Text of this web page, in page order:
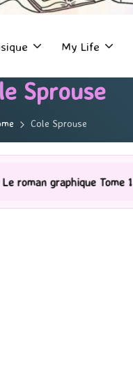
My Life
Sprouse
Cole Sprouse
Tome 1 Partie 2